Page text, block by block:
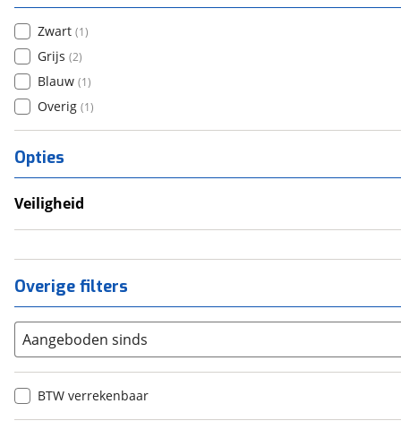
Zwart (1)
Grijs (2)
Blauw (1)
Overig (1)
Opties
Veiligheid
Overige filters
Aangeboden sinds
BTW verrekenbaar